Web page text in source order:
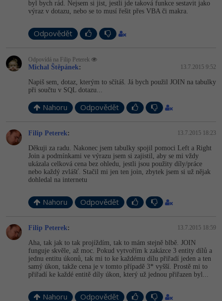
Fórum
byl bych rád. Nejsem si jist, jestli jde taková funkce sestavit jako
výraz v dotazu, nebo se to musí řešit přes VBA či makra.
Odpovědět
Odpovídá na Filip Peterek
Michal Štěpánek: 13.7.2015 9:52
Napiš sem, dotaz, kterým to sčítáš. Já bych použil JOIN na tabulky
při součtu v SQL dotazu...
Nahoru Odpovědět
Filip Peterek: 13.7.2015 18:23
Děkuji za radu. Nakonec jsem tabulky spojil pomoci Left a Right
Join a podmínkami ve výrazu jsem si zajistil, aby se mi vždy
ukázala celková cena bez ohledu, jestli jsou použity díly/práce
nebo každý zvlášť. Stačil mi jen ten join, zbytek jsem si už nějak
dohledal na internetu
Nahoru Odpovědět
Filip Peterek: 13.7.2015 18:59
Aha, tak jak to tak projíždím, tak to mám stejně blbě. JOIN
funguje skvěle, až moc. Pokud vytvořím k zakázce 3 entity dílů a
jednu entitu úkonů, tak mi to ke každému dílu přiřadí jeden a ten
samý úkon, takže cena je v tomto případě 3* vyšší. Prostě mi to
přiřadí ke každé entitě díly úkon, který už jednou přiřazen byl...
Nahoru Odpovědět